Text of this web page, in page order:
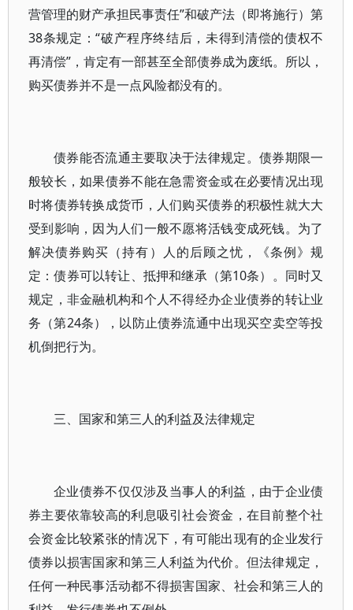
营管理的财产承担民事责任”和破产法（即将施行）第
38条规定：“破产程序终结后，未得到清偿的债权不
再清偿”，肯定有一部甚至全部债券成为废纸。所以，
购买债券并不是一点风险都没有的。
债券能否流通主要取决于法律规定。债券期限一
般较长，如果债券不能在急需资金或在必要情况出现
时将债券转换成货币，人们购买债券的积极性就大大
受到影响，因为人们一般不愿将活钱变成死钱。为了
解决债券购买（持有）人的后顾之忧，《条例》规
定：债券可以转让、抵押和继承（第10条）。同时又
规定，非金融机构和个人不得经办企业债券的转让业
务（第24条），以防止债券流通中出现买空卖空等投
机倒把行为。
三、国家和第三人的利益及法律规定
企业债券不仅仅涉及当事人的利益，由于企业债
券主要依靠较高的利息吸引社会资金，在目前整个社
会资金比较紧张的情况下，有可能出现有的企业发行
债券以损害国家和第三人利益为代价。但法律规定，
任何一种民事活动都不得损害国家、社会和第三人的